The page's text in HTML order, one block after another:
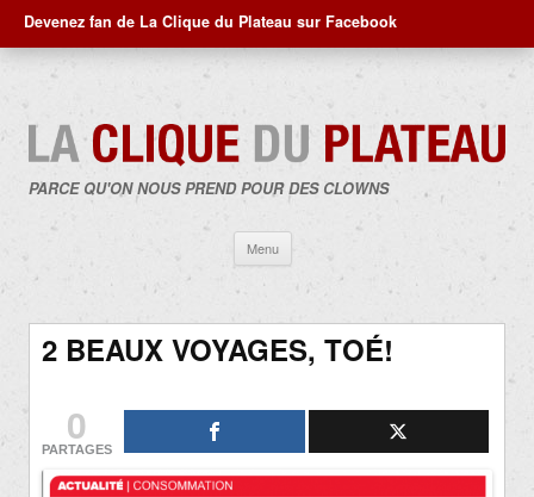
Devenez fan de La Clique du Plateau sur Facebook
PARCE QU'ON NOUS PREND POUR DES CLOWNS
Menu
contenu
2 BEAUX VOYAGES, TOÉ!
0
PARTAGES